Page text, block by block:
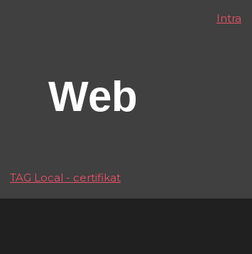
Intra
Web
TAG Local - certifikat